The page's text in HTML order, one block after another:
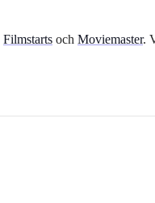
Filmstarts och Moviemaster.